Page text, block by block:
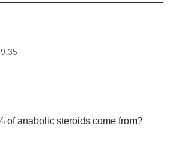
of anabolic steroids come from?